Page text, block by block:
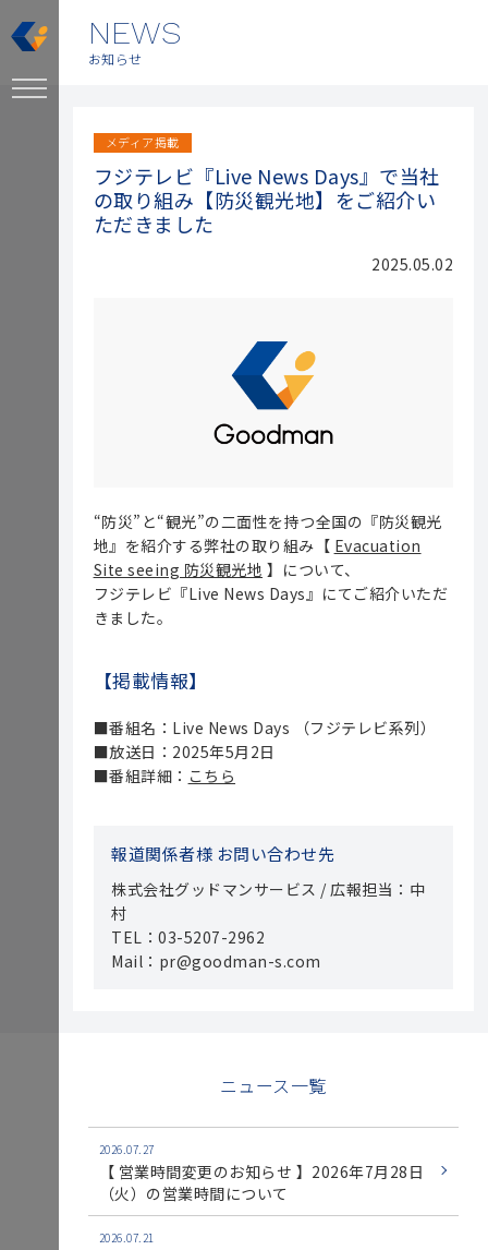
NEWS
お知らせ
メディア掲載
フジテレビ『Live News Days』で当社
の取り組み【防災観光地】をご紹介い
ただきました
2025.05.02
“防災”と“観光”の二面性を持つ全国の『防災観光
地』を紹介する弊社の取り組み【 Evacuation
Site seeing 防災観光地 】について、
フジテレビ『Live News Days』にてご紹介いただ
きました。
【掲載情報】
■番組名：Live News Days （フジテレビ系列）
■放送日：2025年5月2日
■番組詳細： こちら
報道関係者様 お問い合わせ先
株式会社グッドマンサービス / 広報担当：中
村
TEL：03-5207-2962
Mail：pr@goodman-s.com
ニュース一覧
2026.07.27
【 営業時間変更のお知らせ 】2026年7月28日
（火）の営業時間について
2026.07.21